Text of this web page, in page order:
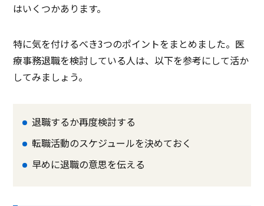
はいくつかあります。
特に気を付けるべき3つのポイントをまとめました。医
療事務退職を検討している人は、以下を参考にして活か
してみましょう。
退職するか再度検討する
転職活動のスケジュールを決めておく
早めに退職の意思を伝える